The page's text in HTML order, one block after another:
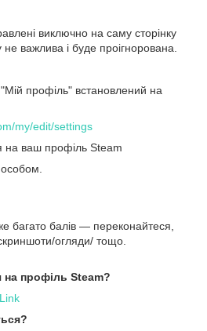
виключно на саму сторінку
важлива і буде проігнорована.
профіль" встановлений на
my/edit/settings
на ваш профіль Steam
багато балів — переконайтеся,
огляди/ тощо.
на профіль Steam?